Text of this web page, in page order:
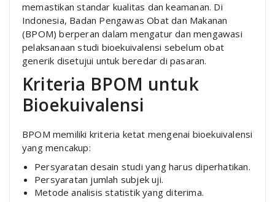
memastikan standar kualitas dan keamanan. Di
Indonesia, Badan Pengawas Obat dan Makanan
(BPOM) berperan dalam mengatur dan mengawasi
pelaksanaan studi bioekuivalensi sebelum obat
generik disetujui untuk beredar di pasaran.
Kriteria BPOM untuk
Bioekuivalensi
BPOM memiliki kriteria ketat mengenai bioekuivalensi
yang mencakup:
Persyaratan desain studi yang harus diperhatikan.
Persyaratan jumlah subjek uji.
Metode analisis statistik yang diterima.